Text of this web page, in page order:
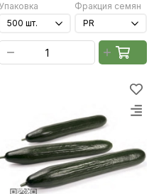
Упаковка
Фракция семян